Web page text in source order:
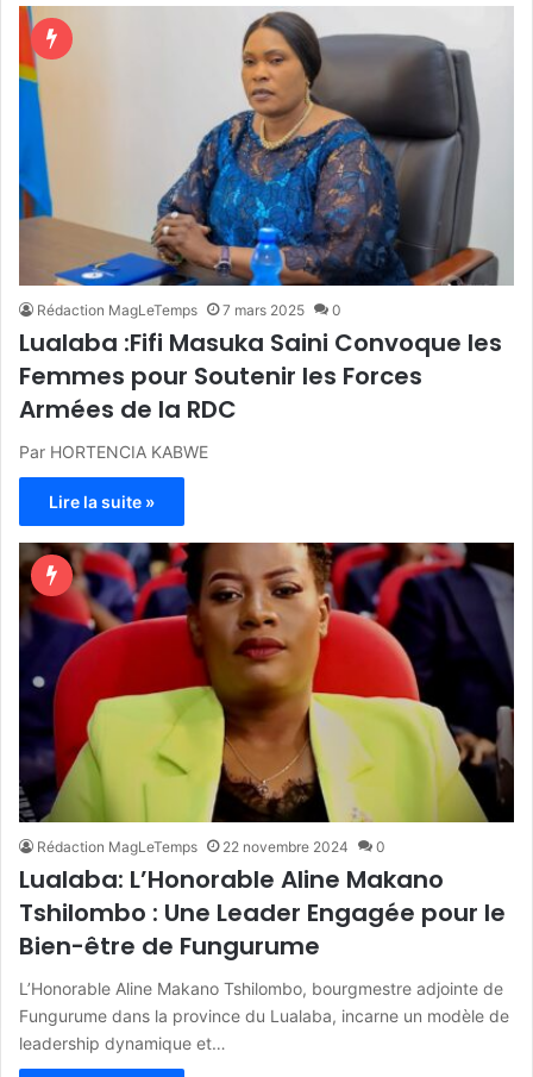
Rédaction MagLeTemps 7 mars 2025 0
Lualaba :Fifi Masuka Saini Convoque les
Femmes pour Soutenir les Forces
Armées de la RDC
Par HORTENCIA KABWE
Lire la suite »
Rédaction MagLeTemps 22 novembre 2024 0
Lualaba: L’Honorable Aline Makano
Tshilombo : Une Leader Engagée pour le
Bien-être de Fungurume
L’Honorable Aline Makano Tshilombo, bourgmestre adjointe de
Fungurume dans la province du Lualaba, incarne un modèle de
leadership dynamique et…